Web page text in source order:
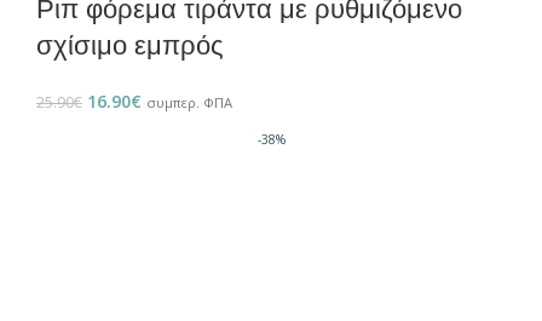
Ριπ φόρεμα τιράντα με ρυθμιζόμενο
σχίσιμο εμπρός
25.90€ 16.90€ συμπερ. ΦΠΑ
-38%